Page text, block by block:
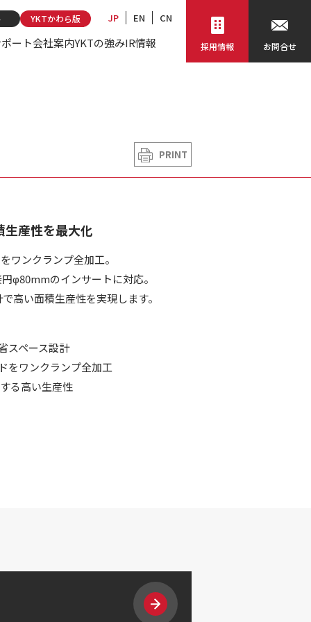
YKTかわら版 JP EN CN
ート会社案内YKTの強みIR情報 採用情報 お問合せ
PRINT
生産性を最大化
ワンクランプ全加工。
φ80mmのインサートに対応。
高い面積生産性を実現します。
スペース設計
をワンクランプ全加工
る高い生産性